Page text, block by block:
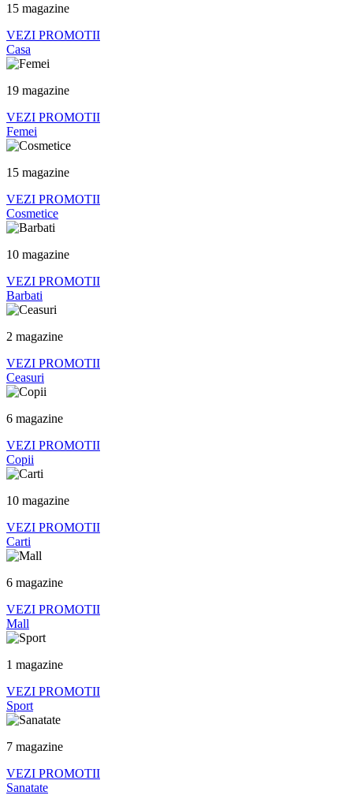
15 magazine
VEZI PROMOTII
Casa
19 magazine
VEZI PROMOTII
Femei
15 magazine
VEZI PROMOTII
Cosmetice
10 magazine
VEZI PROMOTII
Barbati
2 magazine
VEZI PROMOTII
Ceasuri
6 magazine
VEZI PROMOTII
Copii
10 magazine
VEZI PROMOTII
Carti
6 magazine
VEZI PROMOTII
Mall
1 magazine
VEZI PROMOTII
Sport
7 magazine
VEZI PROMOTII
Sanatate